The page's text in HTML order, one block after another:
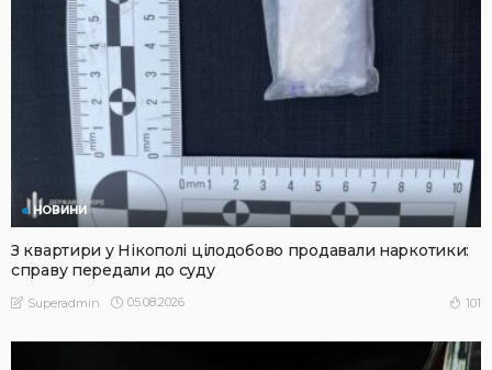
НОВИНИ
З квартири у Нікополі цілодобово продавали наркотики:
справу передали до суду
Superadmin 05.08.2026 101